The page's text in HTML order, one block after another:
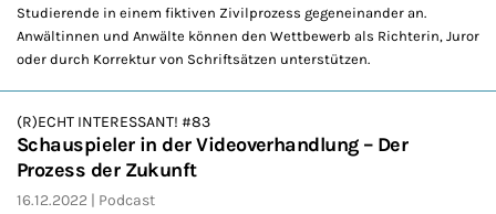
Studierende in einem fiktiven Zivilprozess gegeneinander an.
Anwältinnen und Anwälte können den Wettbewerb als Richterin, Juror
oder durch Korrektur von Schriftsätzen unterstützen.
(R)ECHT INTERESSANT! #83
Schauspieler in der Videoverhandlung – Der
Prozess der Zukunft
16.12.2022 Podcast